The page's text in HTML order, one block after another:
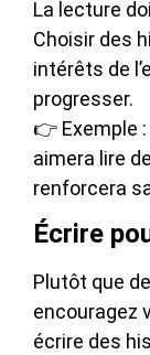
La lecture
Choisir des
intérêts de
progresser.
👉 Exemple
aimera lire
renforcera
Écrire
Plutôt que
encouragez
écrire des